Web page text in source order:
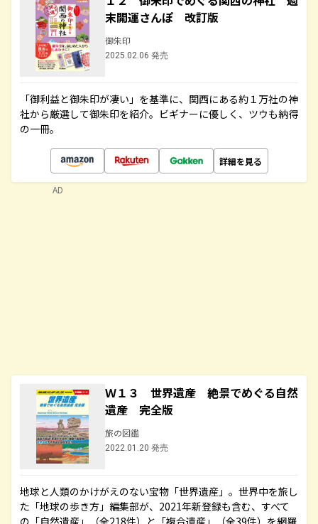
末開運さんぽ 改訂版
御朱印
2025.02.06 発売
「御利益と御朱印が凄い」を基準に、関西にある約１万社の神
社から厳選して御朱印を紹介。ビギナーに優しく、ツウも納得
の一冊。
詳細を見る
Ｗ１３ 世界遺産 絶景でめぐる自然
遺産 完全版
旅の図鑑
2022.01.20 発売
地球と人類のかけがえのない宝物「世界遺産」。世界中を旅し
た「地球の歩き方」編集部が、2021年新登録も含む、すべて
の「自然遺産」（全218件）と「複合遺産」（全39件）を網羅
AD